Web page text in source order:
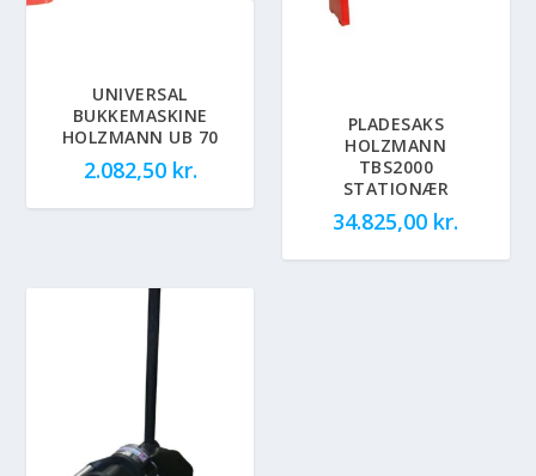
UNIVERSAL
BUKKEMASKINE
HOLZMANN UB 70
2.082,50 kr.
PLADESAKS
HOLZMANN
TBS2000
STATIONÆR
34.825,00 kr.